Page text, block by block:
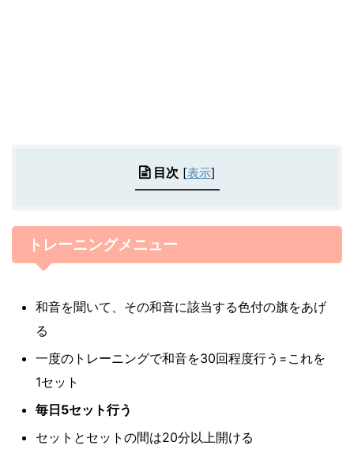
目次 [表示]
トレーニングメニュー
和音を聞いて、その和音に該当する色付の旗をあげ
る
一度のトレーニングで和音を30回程度行う=これを
1セット
毎日5セット行う
セットとセットの間は20分以上開ける